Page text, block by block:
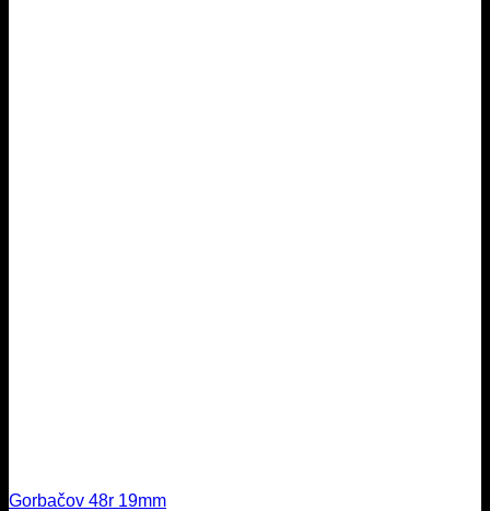
Gorbačov 48r 19mm